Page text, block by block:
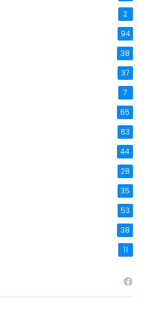
2
94
38
37
7
65
63
44
28
35
53
38
11